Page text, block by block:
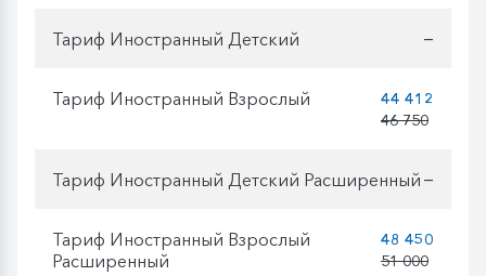
Тариф Иностранный Детский —
Тариф Иностранный Взрослый
44 412
46 750
Тариф Иностранный Детский Расширенный —
Тариф Иностранный Взрослый
Расширенный
48 450
51 000